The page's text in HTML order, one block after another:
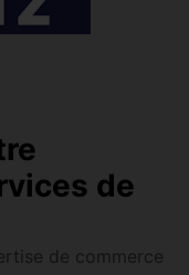
de
de commerce